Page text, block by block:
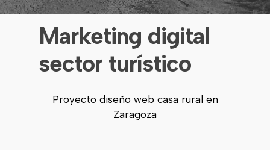
Marketing digital
sector turístico
Proyecto diseño web casa rural en
Zaragoza